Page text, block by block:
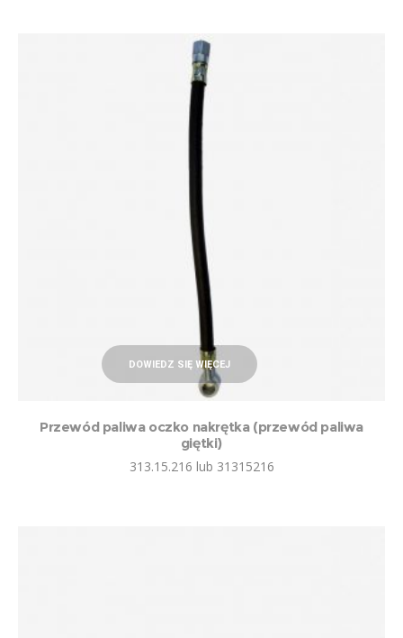
DOWIEDZ SIĘ WIĘCEJ
Przewód paliwa oczko nakrętka (przewód paliwa
giętki)
313.15.216 lub 31315216